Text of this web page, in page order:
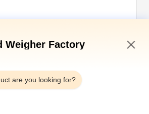
Weigher Factory
are you looking for?